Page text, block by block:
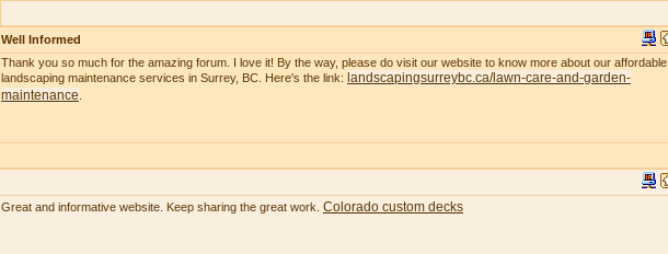
Well Informed
Thank you so much for the amazing forum. I love it! By the way, please do visit our website to know more about our affordable
landscaping maintenance services in Surrey, BC. Here's the link: landscapingsurreybc.ca/lawn-care-and-garden-
maintenance
Great and informative website. Keep sharing the great work. Colorado custom decks